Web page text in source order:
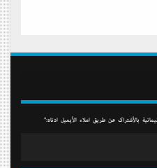
بالأشتراك عن طريق أملاء الأيميل أدناه:"